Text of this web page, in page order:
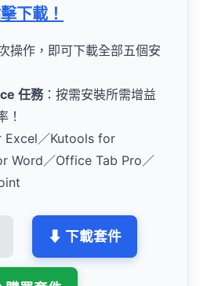
下載！
操作，即可下載全部五個安
任務：按需安裝所需增益
！
Excel／Kutools for
Word／Office Tab Pro／
⬇ 下載套件